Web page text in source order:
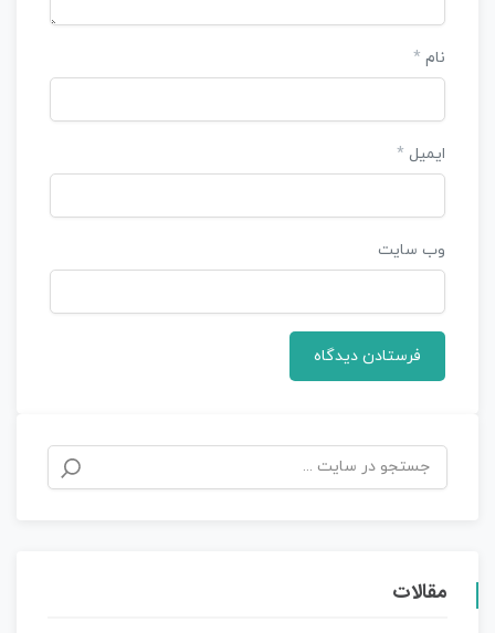
نام *
ایمیل *
وب‌ سایت
مقالات